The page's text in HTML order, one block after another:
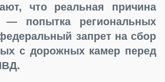
что реальная причина
попытка региональных
запрет на сбор
с дорожных камер перед